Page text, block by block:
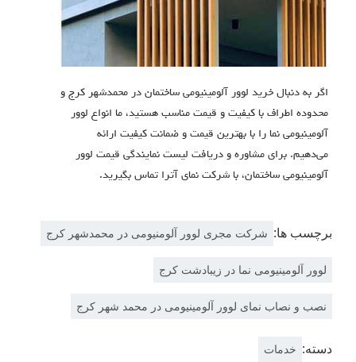
اگر به دنبال خرید لوور آلومینیومی ساختمان در محمدشهر کرج و
محدوده اطراف با کیفیت و قیمت مناسب هستید، ما انواع لوور
آلومینیومی نما را با بهترین قیمت و ضمانت کیفیت ارائه
می‌دهیم. برای مشاوره و دریافت لیست نمایندگی قیمت لوور
آلومینیومی ساختمان، با شركت نماي آترا تماس بگیرید.
برچسب ها: شرکت مجری لوور آلومنیومی در محمدشهر کرج
لوور آلومینیومی نما در زیبادشت کرج
نصب و نصاب نمای لوور آلومینیومی در محمد شهر کرج
دسته: خدمات